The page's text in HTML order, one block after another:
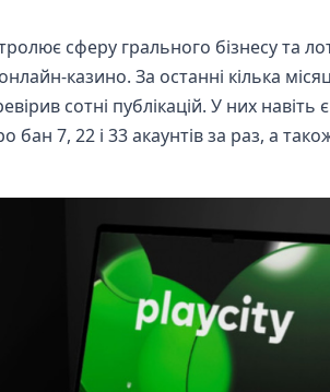
сферу грального бізнесу та
казино. За останні кілька
сотні публікацій. У них
бан 7, 22 і 33 акаунтів за раз, а